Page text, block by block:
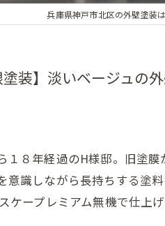
兵庫県神戸市北区の外壁塗装
塗装】淡いベージュの
１８年経過のH様邸。旧塗
意識しながら長持ちする塗
ケープレミアム無機で仕上げ